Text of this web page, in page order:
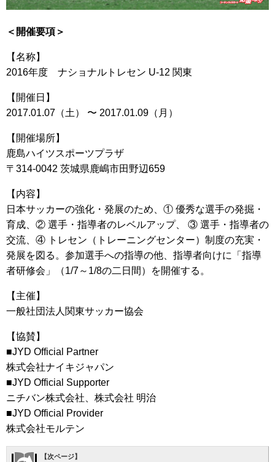
＜開催要項＞
【名称】
2016年度 ナショナルトレセン U-12 関東
【開催日】
2017.01.07（土） 〜 2017.01.09（月）
【開催場所】
鹿島ハイツスポーツプラザ
〒314-0042 茨城県鹿嶋市田野辺659
【内容】
日本サッカーの強化・発展のため、① 優秀な選手の発掘・
育成、② 選手・指導者のレベルアップ、 ③ 選手・指導者の
交流、④ トレセン（トレーニングセンター）制度の充実・
発展を図る。参加選手への指導の他、指導者向けに「指導
者研修会」（1/7～1/8の二日間）を開催する。
【主催】
一般社団法人関東サッカー協会
【協賛】
■JYD Official Partner
株式会社ナイキジャパン
■JYD Official Supporter
ニチバン株式会社、株式会社 明治
■JYD Official Provider
株式会社モルテン
【次ページ】